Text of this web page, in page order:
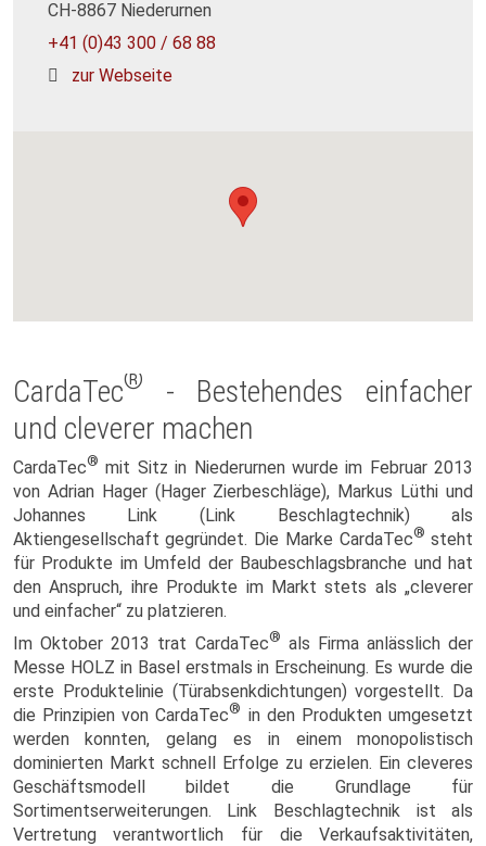
CH-8867 Niederurnen
+41 (0)43 300 / 68 88
zur Webseite
CardaTec®
- Bestehendes einfacher
und cleverer machen
CardaTec® mit Sitz in Niederurnen wurde im Februar 2013
von Adrian Hager (Hager Zierbeschläge), Markus Lüthi und
Johannes Link (Link Beschlagtechnik) als
Aktiengesellschaft gegründet. Die Marke CardaTec® steht
für Produkte im Umfeld der Baubeschlagsbranche und hat
den Anspruch, ihre Produkte im Markt stets als „cleverer
und einfacher“ zu platzieren.
Im Oktober 2013 trat CardaTec® als Firma anlässlich der
Messe HOLZ in Basel erstmals in Erscheinung. Es wurde die
erste Produktelinie (Türabsenkdichtungen) vorgestellt. Da
die Prinzipien von CardaTec® in den Produkten umgesetzt
werden konnten, gelang es in einem monopolistisch
dominierten Markt schnell Erfolge zu erzielen. Ein cleveres
Geschäftsmodell bildet die Grundlage für
Sortimentserweiterungen. Link Beschlagtechnik ist als
Vertretung verantwortlich für die Verkaufsaktivitäten,